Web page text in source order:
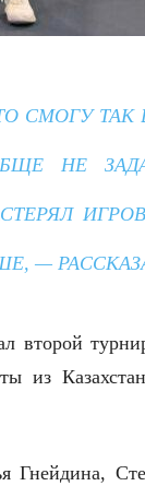
СМОГУ ТАК
НЕ
—
второй
из
Гнейдина,